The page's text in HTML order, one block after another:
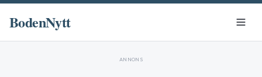
BodenNytt
ANNONS